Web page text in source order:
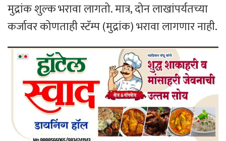
मुद्रांक शुल्क भरावा लागतो. मात्र, दोन लाखांपर्यतच्या
कर्जावर कोणताही स्टॅम्प (मुद्रांक) भरावा लागणार नाही.